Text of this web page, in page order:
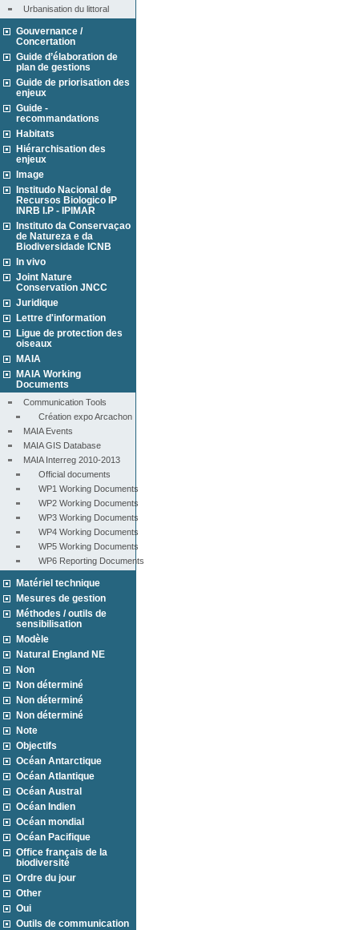
Urbanisation du littoral
Gouvernance /
Concertation
Guide d’élaboration de
plan de gestions
Guide de priorisation des
enjeux
Guide -
recommandations
Habitats
Hiérarchisation des
enjeux
Image
Institudo Nacional de
Recursos Biologico IP
INRB I.P - IPIMAR
Instituto da Conservaçao
de Natureza e da
Biodiversidade ICNB
In vivo
Joint Nature
Conservation JNCC
Juridique
Lettre d'information
Ligue de protection des
oiseaux
MAIA
MAIA Working
Documents
Communication Tools
Création expo Arcachon
MAIA Events
MAIA GIS Database
MAIA Interreg 2010-2013
Official documents
WP1 Working Documents
WP2 Working Documents
WP3 Working Documents
WP4 Working Documents
WP5 Working Documents
WP6 Reporting Documents
Matériel technique
Mesures de gestion
Méthodes / outils de
sensibilisation
Modèle
Natural England NE
Non
Non déterminé
Non déterminé
Non déterminé
Note
Objectifs
Océan Antarctique
Océan Atlantique
Océan Austral
Océan Indien
Océan mondial
Océan Pacifique
Office français de la
biodiversité
Ordre du jour
Other
Oui
Outils de communication